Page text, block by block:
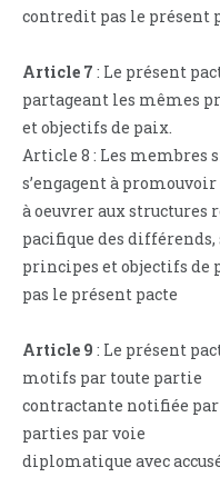
contredit pas le présent
Article 7 : Le présent
partageant les mêmes
et objectifs de paix.
Article 8 : Les membres
s’engagent à
à oeuvrer aux
pacifique des
principes et objectifs de
pas le présent pacte
Article 9 : Le présent
motifs par toute partie
contractante notifiée par
parties par voie
diplomatique avec